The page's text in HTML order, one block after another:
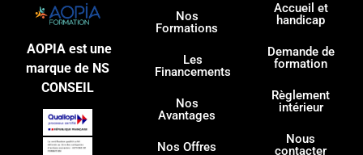
AOPIA est une
marque de NS
CONSEIL
Nos
Formations
Les
Financements
Nos
Avantages
Nos Offres
Accueil et
handicap
Demande de
formation
Règlement
intérieur
Nous
contacter